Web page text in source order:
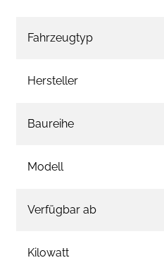
Fahrzeugtyp
Hersteller
Baureihe
Modell
Verfügbar ab
Kilowatt